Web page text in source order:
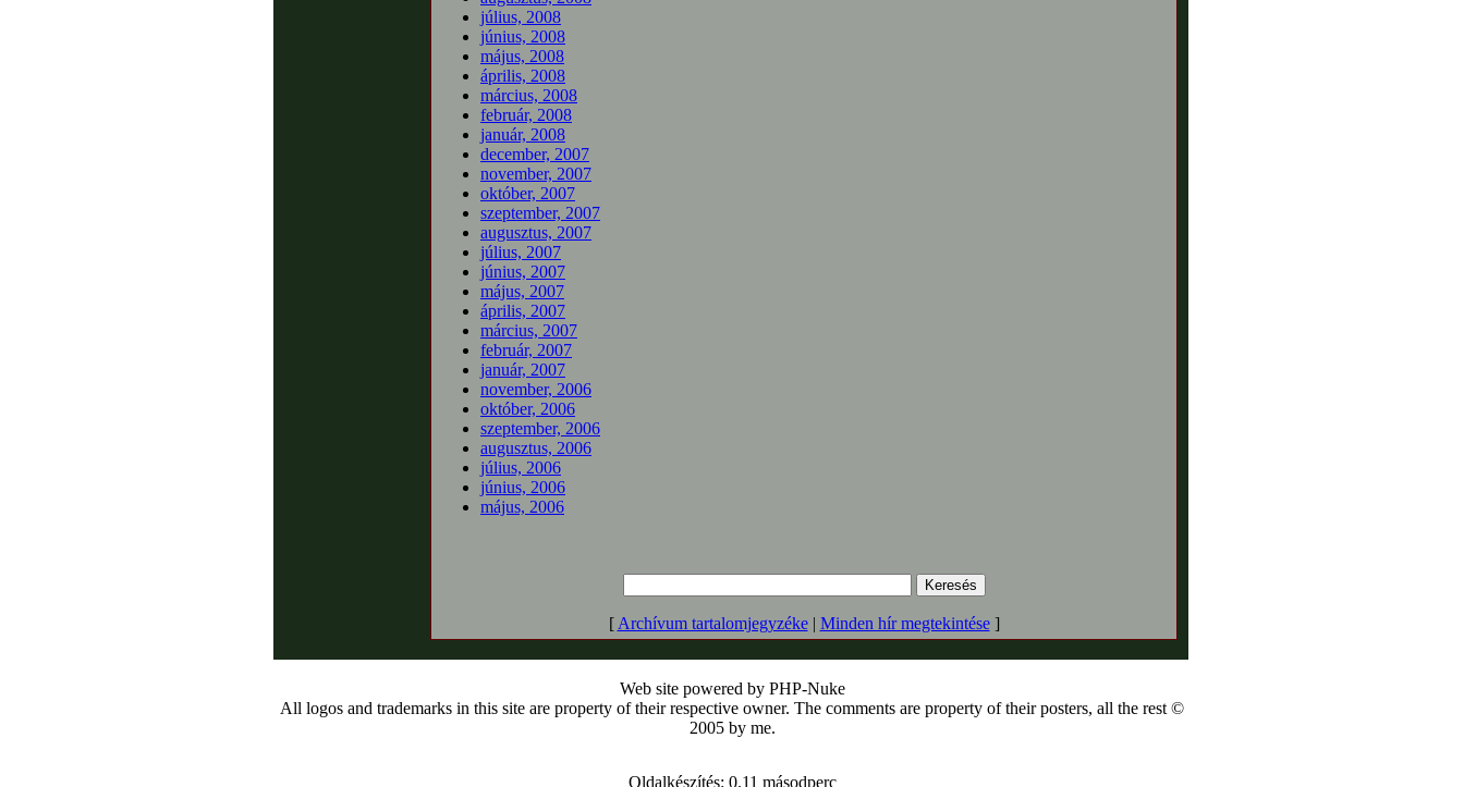
július, 2008
június, 2008
május, 2008
április, 2008
március, 2008
február, 2008
január, 2008
december, 2007
november, 2007
október, 2007
szeptember, 2007
augusztus, 2007
július, 2007
június, 2007
május, 2007
április, 2007
március, 2007
február, 2007
január, 2007
november, 2006
október, 2006
szeptember, 2006
augusztus, 2006
július, 2006
június, 2006
május, 2006
[ Archívum tartalomjegyzéke| Minden hír megtekintése]
Web site powered by PHP-Nuke
All logos and trademarks in this site are property of their respective owner. The comments are property of their posters, all the rest ©
2005 by me.
Oldalkészítés: 0.11 másodperc